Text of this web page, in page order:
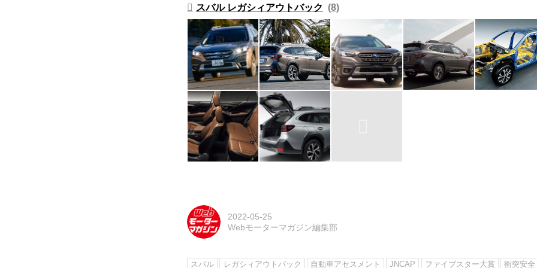
スバル レガシィアウトバック 8
2022-05-25
Webモーターマガジン編集部
スバル レガシィアウトバック 自動車アセスメント JNCAP ファイブスター大賞 衝突安全